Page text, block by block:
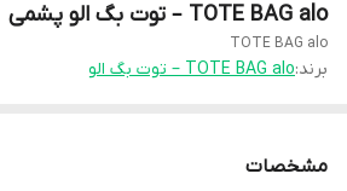
TOTE BAG alo – توت بگ الو پشمی
TOTE BAG alo
برند:TOTE BAG alo – توت بگ الو
مشخصات